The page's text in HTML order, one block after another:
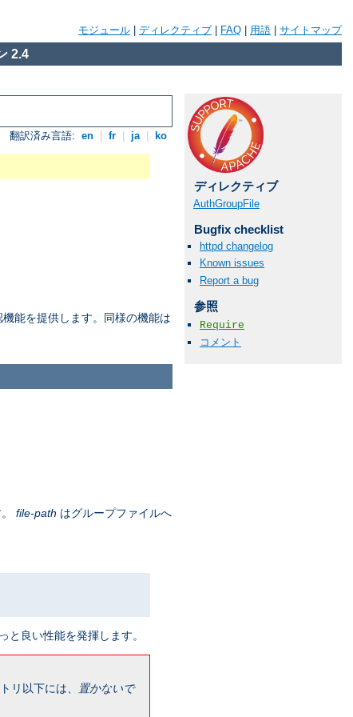
モジュール ディレクティブ FAQ 用語 サイトマップ
2.4
翻訳済み言語: en fr ja ko
能を提供します。同様の機能は
ディレクティブ
AuthGroupFile
Bugfix checklist
httpd changelog
Known issues
Report a bug
参照
Require
コメント
file-path はグループファイルへ
と良い性能を発揮します。
リ以下には、
置かないで